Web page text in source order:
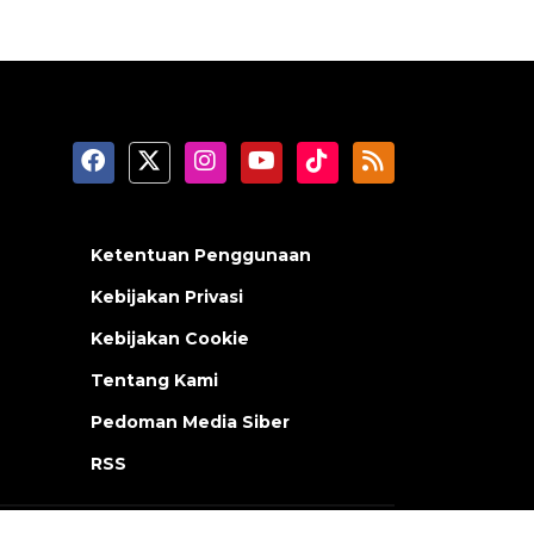
Ketentuan Penggunaan
Kebijakan Privasi
Kebijakan Cookie
Tentang Kami
Pedoman Media Siber
RSS